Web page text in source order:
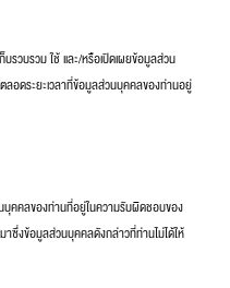
บรวม ใช้ และ/หรือเปิดเผยข้อมูลส่วน
อดระยะเวลาที่ข้อมูลส่วนบุคคลของท่านอยู่
คคลของท่านที่อยู่ในความรับผิดชอบของ
ซึ่งข้อมูลส่วนบุคคลดังกล่าวที่ท่านไม่ได้ให้